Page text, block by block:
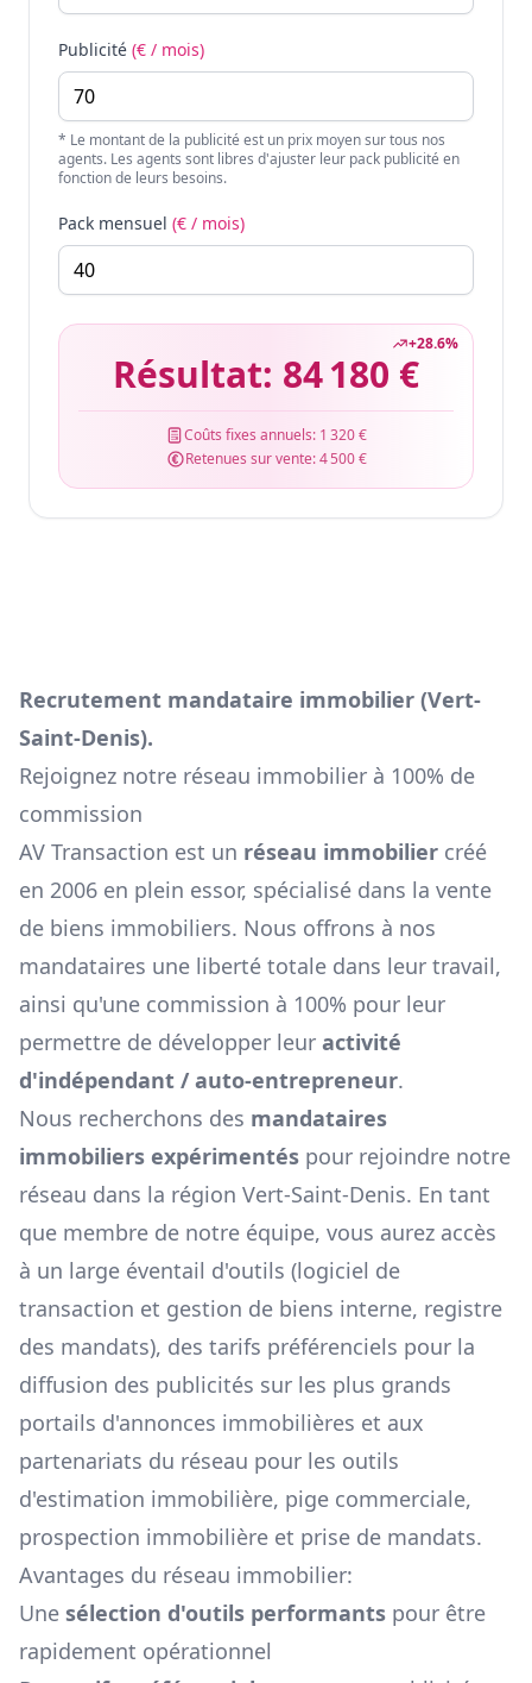
Publicité (€ / mois)
* Le montant de la publicité est un prix moyen sur tous nos
agents. Les agents sont libres d'ajuster leur pack publicité en
fonction de leurs besoins.
Pack mensuel (€ / mois)
+28.6%
Résultat: 84 180 €
Coûts fixes annuels: 1 320 €
Retenues sur vente:4 500 €
Recrutement mandataire immobilier (Vert-
Saint-Denis).
Rejoignez notre réseau immobilier à 100% de
commission
AV Transaction est un réseau immobilier créé
en 2006 en plein essor, spécialisé dans la vente
de biens immobiliers. Nous offrons à nos
mandataires une liberté totale dans leur travail,
ainsi qu'une commission à 100% pour leur
permettre de développer leur activité
d'indépendant / auto-entrepreneur.
Nous recherchons des mandataires
immobiliers expérimentés pour rejoindre notre
réseau dans la région Vert-Saint-Denis. En tant
que membre de notre équipe, vous aurez accès
à un large éventail d'outils (logiciel de
transaction et gestion de biens interne, registre
des mandats), des tarifs préférenciels pour la
diffusion des publicités sur les plus grands
portails d'annonces immobilières et aux
partenariats du réseau pour les outils
d'estimation immobilière, pige commerciale,
prospection immobilière et prise de mandats.
Avantages du réseau immobilier:
Une sélection d'outils performants pour être
rapidement opérationnel